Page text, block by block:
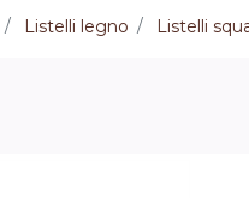
Listelli legno Listelli